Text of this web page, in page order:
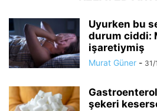
Uyurken bu
durum ciddi:
işaretiymiş
Murat Güner - 31/
şekeri